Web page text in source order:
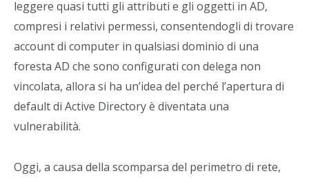
leggere quasi tutti gli attributi e gli oggetti in AD,
compresi i relativi permessi, consentendogli di trovare
account di computer in qualsiasi dominio di una
foresta AD che sono configurati con delega non
vincolata, allora si ha un’idea del perché l’apertura di
default di Active Directory è diventata una
vulnerabilità.
Oggi, a causa della scomparsa del perimetro di rete,